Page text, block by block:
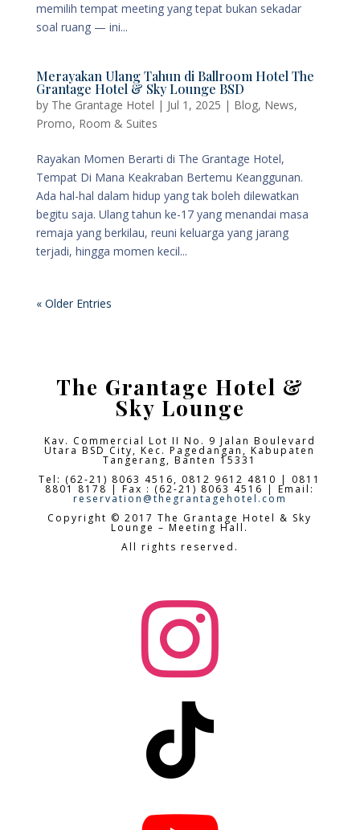
memilih tempat meeting yang tepat bukan sekadar
soal ruang — ini...
Merayakan Ulang Tahun di Ballroom Hotel The
Grantage Hotel & Sky Lounge BSD
by The Grantage Hotel | Jul 1, 2025 | Blog, News,
Promo, Room & Suites
Rayakan Momen Berarti di The Grantage Hotel,
Tempat Di Mana Keakraban Bertemu Keanggunan.
Ada hal-hal dalam hidup yang tak boleh dilewatkan
begitu saja. Ulang tahun ke-17 yang menandai masa
remaja yang berkilau, reuni keluarga yang jarang
terjadi, hingga momen kecil...
« Older Entries
The Grantage Hotel &
Sky Lounge
Kav. Commercial Lot II No. 9 Jalan Boulevard
Utara BSD City,Kec. Pagedangan, Kabupaten
Tangerang, Banten 15331
Tel: (62-21) 8063 4516, 0812 9612 4810 | 0811
8801 8178 | Fax : (62-21) 8063 4516 | Email:
reservation@thegrantagehotel.com
Copyright © 2017 The Grantage Hotel & Sky
Lounge – Meeting Hall.
All rights reserved.

